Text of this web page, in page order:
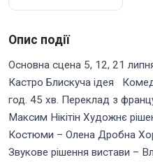
Опис події
Основна сцена 5, 12, 21
Кастро Блискуча ідея
год. 45 хв. Переклад з
Максим Нікітін Художнє
Костюми – Олена Дробна
Звукове рішення вистави –